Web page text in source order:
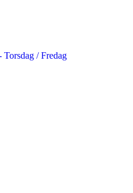
Torsdag / Fredag